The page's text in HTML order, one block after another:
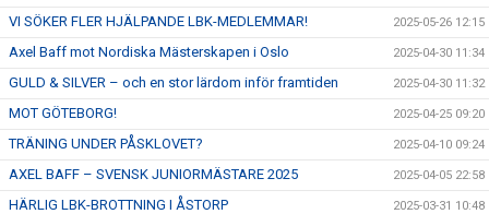
VI SÖKER FLER HJÄLPANDE LBK-MEDLEMMAR! 2025-05-26 12:15
Axel Baff mot Nordiska Mästerskapen i Oslo 2025-04-30 11:34
GULD & SILVER – och en stor lärdom inför framtiden 2025-04-30 11:32
MOT GÖTEBORG! 2025-04-25 09:20
TRÄNING UNDER PÅSKLOVET? 2025-04-10 09:24
AXEL BAFF – SVENSK JUNIORMÄSTARE 2025 2025-04-05 22:58
HÄRLIG LBK-BROTTNING I ÅSTORP 2025-03-31 10:48